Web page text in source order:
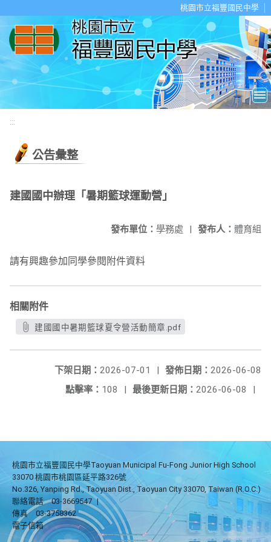
桃園市立福豐國民中學
:::
公告彙整
建國國中辦理「暑期籃球運動營」
發布人： 體育組
發布單位： 學務處 |
請有興趣參加同學參閱附件資料
相關附件
建國國中暑期籃球夏令營活動簡章.pdf
發佈日期： 2026-06-08
下架日期： 2026-07-01
|
最後更新日期： 2026-06-08 |
點擊率： 108 |
桃園市立福豐國民中學Taoyuan Municipal Fu-Fong Junior High School
33070 桃園市桃園區延平路326號
No.326, Yanping Rd., Taoyuan Dist., Taoyuan City 33070, Taiwan (R.O.C.)
聯絡電話
03-3669547 |
傳真
03-3758362
電子信箱